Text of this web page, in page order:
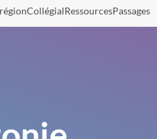
CollégialRessourcesPassages